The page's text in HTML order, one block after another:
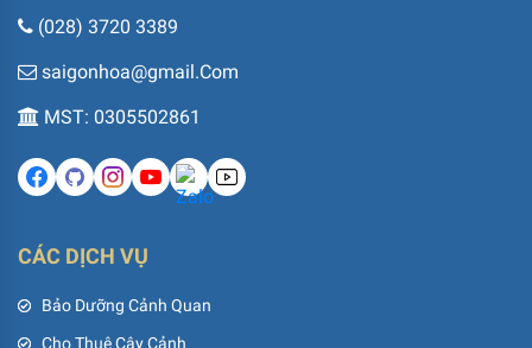
(028) 3720 3389
saigonhoa@gmail.Com
MST: 0305502861
CÁC DỊCH VỤ
Bảo Dưỡng Cảnh Quan
Cho Thuê Cây Cảnh